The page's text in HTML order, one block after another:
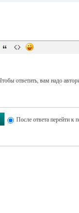
ответить, вам надо
После ответа перейти к